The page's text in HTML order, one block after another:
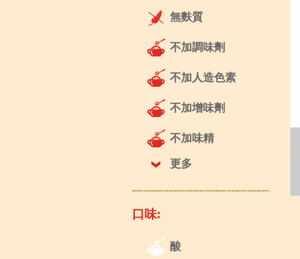
無麩質
不加調味劑
不加人造色素
不加增味劑
不加味精
更多
口味:
酸